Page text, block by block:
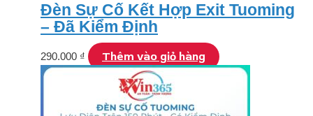
Đèn Sự Cố Kết Hợp Exit Tuoming
– Đã Kiểm Định
290.000 ₫ Thêm vào giỏ hàng